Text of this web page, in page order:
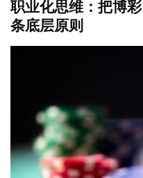
职业化思维：把博
条底层原则